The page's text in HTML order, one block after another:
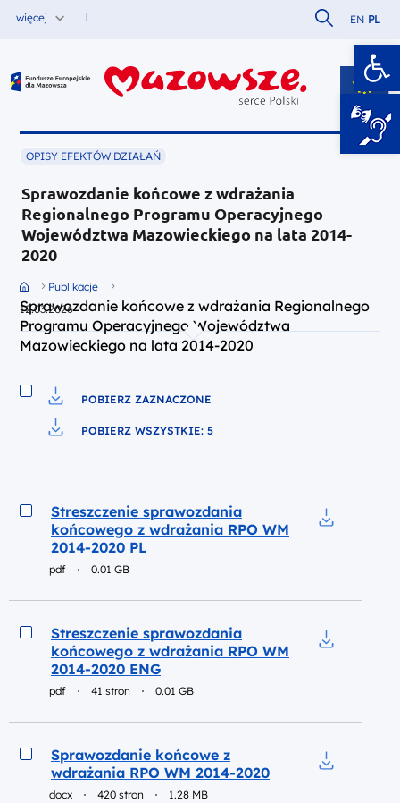
więcej Szukaj w
EN PL
Fundusze Europejskie dla Mazowsza
OPISY EFEKTÓW DZIAŁAŃ
Sprawozdanie końcowe z wdrażania
Regionalnego Programu Operacyjnego
Województwa Mazowieckiego na lata 2014-
2020
Przejdź do strony głównej portalu
Publikacje
Sprawozdanie końcowe z wdrażania Regionalnego
Programu Operacyjnego Województwa
Mazowieckiego na lata 2014-2020
12.03.2026
Pobierz do pliku
POBIERZ ZAZNACZONE
POBIERZ WSZYSTKIE: 5
Podgląd
Streszczenie sprawozdania
końcowego z wdrażania RPO WM
2014-2020 PL
pdf 0.01 GB
Podgląd
Streszczenie sprawozdania
końcowego z wdrażania RPO WM
2014-2020 ENG
pdf 41 stron 0.01 GB
Podgląd
Sprawozdanie końcowe z
wdrażania RPO WM 2014-2020
docx 420 stron 1.28 MB